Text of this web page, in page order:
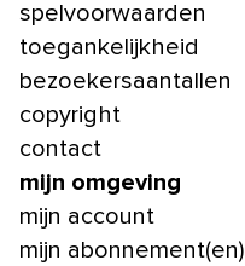
spelvoorwaarden
toegankelijkheid
bezoekersaantallen
copyright
contact
mijn omgeving
mijn account
mijn abonnement(en)